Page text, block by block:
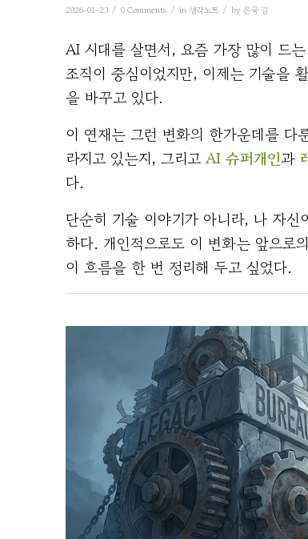
2026-01-23 / 0 Comments / in 생각노트 / by 은국 김
AI 시대를 살면서, 요즘 가장 많이 드
조직이 중심이었지만, 이제는 기술을
을 바꾸고 있다.
이 연재는 그런 변화의 한가운데를 다
라지고 있는지, 그리고 AI 슈퍼개인과
다.
단순히 기술 이야기가 아니라, 나 자
하다. 개인적으로도 이 변화는 앞으로
이 흐름을 한 번 정리해 두고 싶었다.